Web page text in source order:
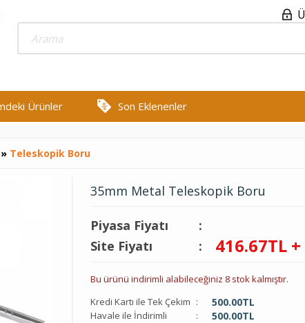
Ürünler Son Eklenenler
» Teleskopik Boru
35mm Metal Teleskopik Boru
Piyasa Fiyatı
:
Site Fiyatı
: 416.67TL
Bu ürünü indirimli alabileceğiniz 8 stok kalmıştır.
Kredi Kartı ile Tek Çekim : 500.00TL
Havale ile İndirimli : 500.00TL